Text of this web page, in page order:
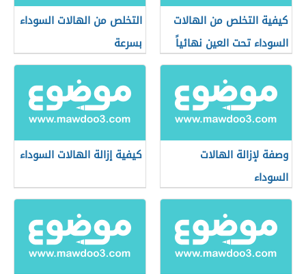
كيفية التخلص من الهالات
السوداء تحت العين نهائياً
التخلص من الهالات السوداء
بسرعة
وصفة لإزالة الهالات
السوداء
كيفية إزالة الهالات السوداء